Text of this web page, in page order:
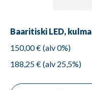
Baaritiski LED, kulma
150,00 € (alv 0%)
188,25 € (alv 25,5%)